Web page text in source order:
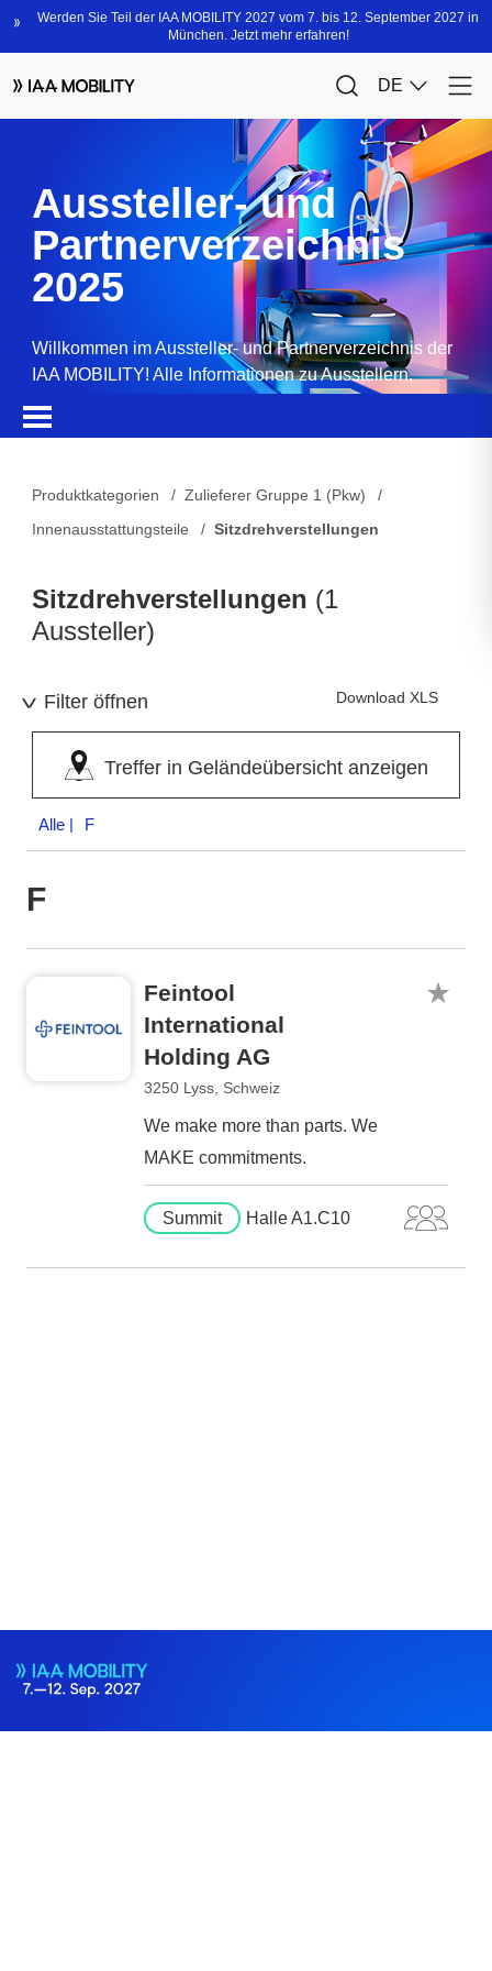
Aussteller- und
Partnerverzeichnis
2025
Willkommen im Aussteller- und Partnerverzeichnis der
IAA MOBILITY! Alle Informationen zu Ausstellern,
Produktkategorien
Zulieferer Gruppe 1 (Pkw)
Innenausstattungsteile
Sitzdrehverstellungen
Sitzdrehverstellungen (1
Aussteller)
Filter öffnen Download XLS
Treffer in Geländeübersicht anzeigen
Alle | F
F
Feintool
International
Holding AG
3250 Lyss, Schweiz
We make more than parts. We
MAKE commitments.
Summit Halle A1.C10